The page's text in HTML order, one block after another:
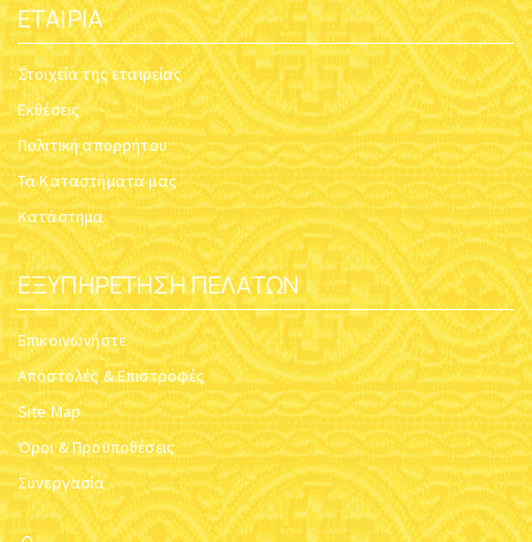
ΕΤΑΙΡΊΑ
Στοιχεία της εταιρείας
Εκθέσεις
Πολιτική απορρήτου
Τα Καταστήματα μας
Κατάστημα
ΕΞΥΠΗΡΈΤΗΣΗ ΠΕΛΑΤΏΝ
Επικοινωνήστε
Αποστολές & Επιστροφές
Site Map
Όροι & Προϋποθέσεις
Συνεργασία